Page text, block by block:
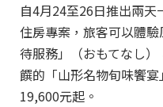
自4月24至26日推出兩天
住房專案，旅客可以體
待服務」（おもてなし
饌的「山形名物旬味饗
19,600元起。